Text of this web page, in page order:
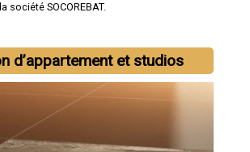
société SOCOREBAT.
d’appartement et studios